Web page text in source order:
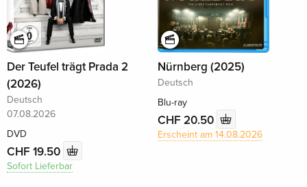
Der Teufel trägt Prada 2
(2026)
Deutsch
07.08.2026
DVD
CHF 19.50
Sofort Lieferbar
Nürnberg (2025)
Deutsch
Blu-ray
CHF 20.50
Erscheint am 14.08.2026